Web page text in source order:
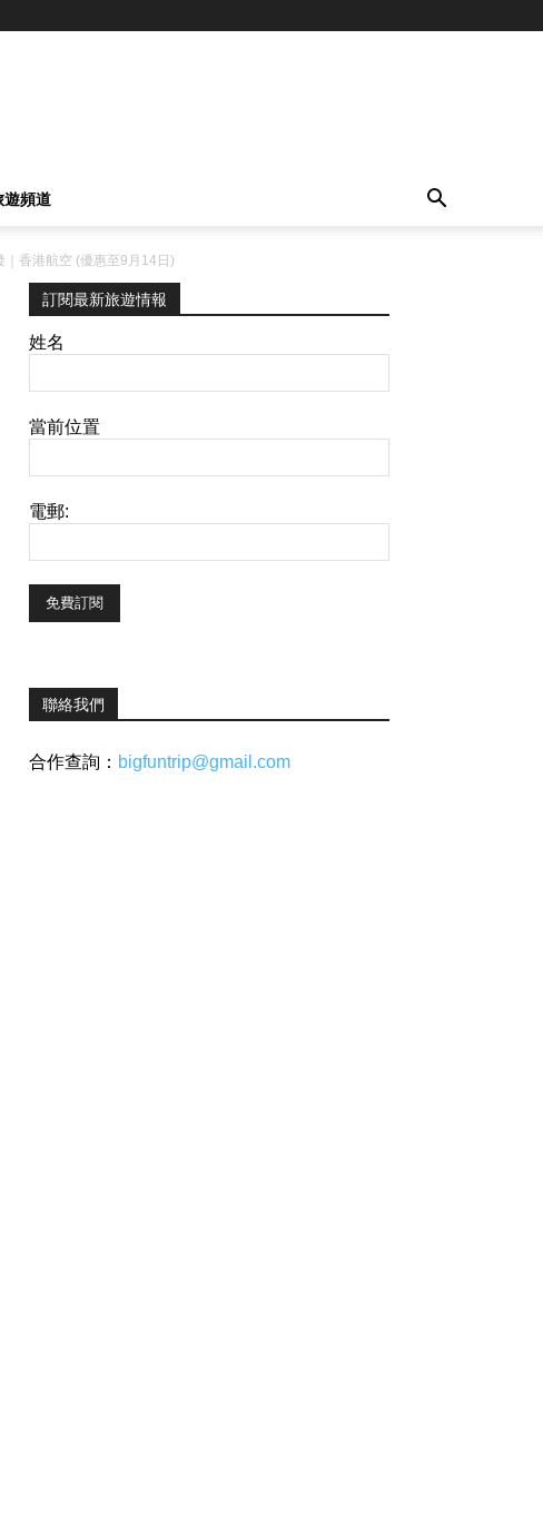
遊頻道
香港航空 (優惠至9月14日)
訂閱最新旅遊情報
姓名
當前位置
電郵:
聯絡我們
合作查詢： bigfuntrip@gmail.com